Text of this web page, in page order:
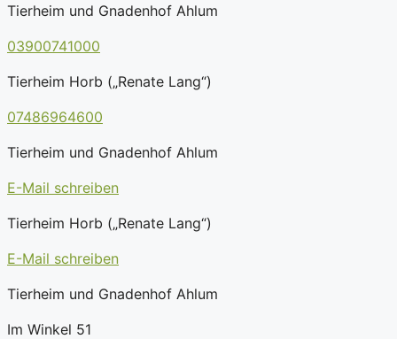
Tierheim und Gnadenhof Ahlum
03900741000
Tierheim Horb („Renate Lang“)
07486964600
Tierheim und Gnadenhof Ahlum
E-Mail schreiben
Tierheim Horb („Renate Lang“)
E-Mail schreiben
Tierheim und Gnadenhof Ahlum
Im Winkel 51